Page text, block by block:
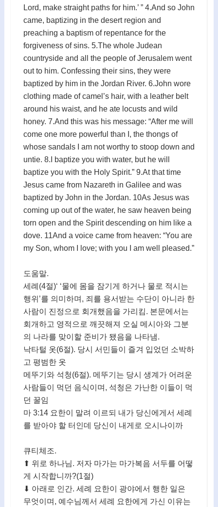
Lord, make straight paths for him.’ ” 4.And so John
came, baptizing in the desert region and
preaching a baptism of repentance for the
forgiveness of sins. 5.The whole Judean
countryside and all the people of Jerusalem went
out to him. Confessing their sins, they were
baptized by him in the Jordan River. 6.John wore
clothing made of camel’s hair, with a leather belt
around his waist, and he ate locusts and wild
honey. 7.And this was his message: “After me will
come one more powerful than I, the thongs of
whose sandals I am not worthy to stoop down and
untie. 8.I baptize you with water, but he will
baptize you with the Holy Spirit.” 9.At that time
Jesus came from Nazareth in Galilee and was
baptized by John in the Jordan. 10As Jesus was
coming up out of the water, he saw heaven being
torn open and the Spirit descending on him like a
dove. 11And a voice came from heaven: “You are
my Son, whom I love; with you I am well pleased.”
도움말.
세례(4절)‘ ‘물에 몸을 잠기게 하거나 물로 적시는
행위’를 의미하며, 죄를 용서받는 수단이 아니라 한
사람이 진정으로 회개했음을 가리킴. 본문에서는
회개하고 영적으로 깨끗해져 오실 메시아와 그분
의 나라를 맞이할 준비가 됐음을 나타냄.
낙타털 옷(6절). 당시 서민들이 즐겨 입었던 소박하
고 평범한 옷
메뚜기와 석청(6절). 메뚜기는 당시 생계가 어려운
사람들이 먹던 음식이며, 석청은 가난한 이들이 먹
던 꿀임
마 3:14 요한이 말려 이르되 내가 당신에게서 세례
를 받아야 할 터인데 당신이 내게로 오시나이까
큐티체조.
⬆ 위로 하나님. 저자 마가는 마가복음 서두를 어떻
게 시작합니까?(1절)
⬇ 아래로 인간. 세례 요한이 광야에서 행한 일은
무엇이며, 예수님께서 세례 요한에게 가신 이유는